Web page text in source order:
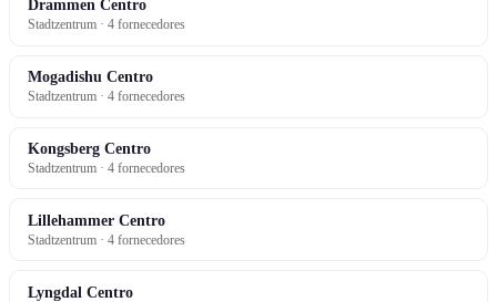
Drammen Centro
Stadtzentrum · 4 fornecedores
Mogadishu Centro
Stadtzentrum · 4 fornecedores
Kongsberg Centro
Stadtzentrum · 4 fornecedores
Lillehammer Centro
Stadtzentrum · 4 fornecedores
Lyngdal Centro